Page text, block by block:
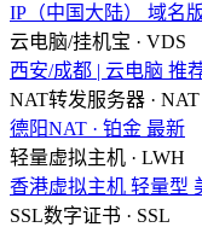
IP（中国大陆）
域名
云电脑/挂机宝 · VDS
西安/成都 | 云电脑 推
NAT转发服务器 · NAT
德阳NAT · 铂金 最新
轻量虚拟主机 · LWH
香港虚拟主机 轻量型
SSL数字证书 · SSL